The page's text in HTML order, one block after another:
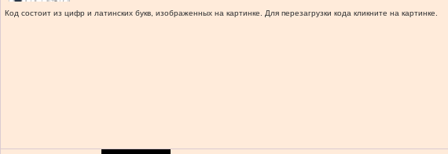
Код состоит из цифр и латинских букв, изображенных на картинке. Для перезагрузки кода кликните на картинке.